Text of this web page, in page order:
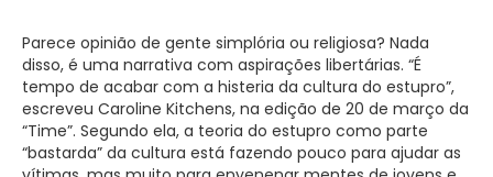
Parece opinião de gente simplória ou religiosa? Nada
disso, é uma narrativa com aspirações libertárias. “É
tempo de acabar com a histeria da cultura do estupro”,
escreveu Caroline Kitchens, na edição de 20 de março da
“Time”. Segundo ela, a teoria do estupro como parte
“bastarda” da cultura está fazendo pouco para ajudar as